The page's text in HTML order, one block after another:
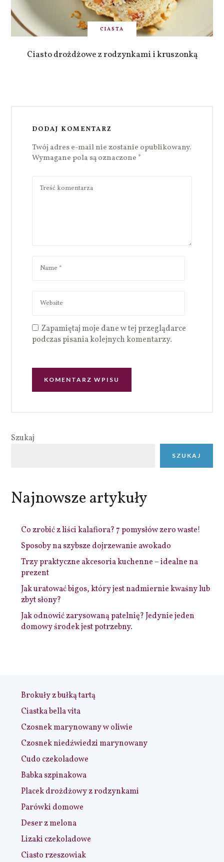
CIASTA
Ciasto drożdżowe z rodzynkami i kruszonką
DODAJ KOMENTARZ
Twój adres e-mail nie zostanie opublikowany.
Wymagane pola są oznaczone *
Zapamiętaj moje dane w tej przeglądarce
podczas pisania kolejnych komentarzy.
Szukaj
SZUKAJ
Najnowsze artykuły
Co zrobić z liści kalafiora? 7 pomysłów zero waste!
Sposoby na szybsze dojrzewanie awokado
Trzy praktyczne akcesoria kuchenne – idealne na
prezent
Jak uratować bigos, który jest nadmiernie kwaśny lub
zbyt słony?
Jak odnowić zarysowaną patelnię? Jedynie jeden
domowy środek jest potrzebny.
Brokuły z bułką tartą
Ciastka bella vita
Czosnek marynowany w oliwie
Czosnek niedźwiedzi marynowany
Cudo czekoladowe
Babka szpinakowa
Placek drożdżowy z rodzynkami
Parówki domowe
Deser z melona
Lizaki czekoladowe
Ciasto rzeszowiak